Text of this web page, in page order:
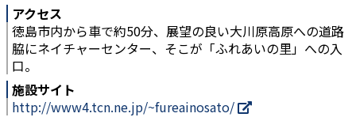
アクセス
徳島市内から車で約50分、展望の良い大川原高原への道路
脇にネイチャーセンター、そこが「ふれあいの里」への入
口。
施設サイト
http://www4.tcn.ne.jp/~fureainosato/